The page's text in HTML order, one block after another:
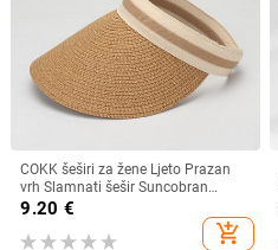
COKK šeširi za žene Ljeto Prazan
vrh Slamnati šešir Suncobran
Krema za sunčanje Šešir za plažu
Ženski štitnik za zaštitu od sunca
Roditelji Dječji Šeširi za sunce
9.20 €
add_shopping_cart